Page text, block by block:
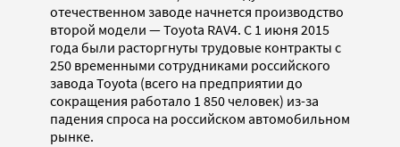
отечественном заводе начнется производство
второй модели — Toyota RAV4. С 1 июня 2015
года были расторгнуты трудовые контракты с
250 временными сотрудниками российского
завода Toyota (всего на предприятии до
сокращения работало 1 850 человек) из-за
падения спроса на российском автомобильном
рынке.